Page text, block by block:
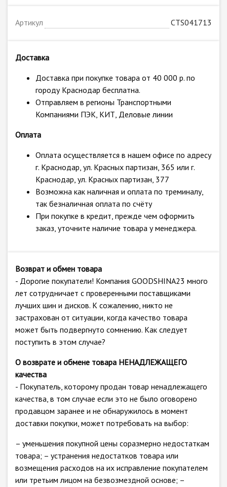
Артикул CTS041713
Доставка
Доставка при покупке товара от 40 000 р. по
городу Краснодар бесплатна.
Отправляем в регионы Транспортными
Компаниями ПЭК, КИТ, Деловые линии
Оплата
Оплата осуществляется в нашем офисе по адресу
г. Краснодар, ул. Красных партизан, 365 или г.
Краснодар, ул. Красных партизан, 377
Возможна как наличная и оплата по треминалу,
так безналичная оплата по счёту
При покупке в кредит, прежде чем оформить
заказ, уточните наличие товара у менеджера.
Возврат и обмен товара
- Дорогие покупатели! Компания GOODSHINA23 много
лет сотрудничает с проверенными поставщиками
лучших шин и дисков. К сожалению, никто не
застрахован от ситуации, когда качество товара
может быть подвергнуто сомнению. Как следует
поступить в этом случае?
О возврате и обмене товара НЕНАДЛЕЖАЩЕГО
качества
- Покупатель, которому продан товар ненадлежащего
качества, в том случае если это не было оговорено
продавцом заранее и не обнаружилось в момент
доставки покупки, может потребовать на выбор:
– уменьшения покупной цены соразмерно недостаткам
товара; – устранения недостатков товара или
возмещения расходов на их исправление покупателем
или третьим лицом на безвозмездной основе; –